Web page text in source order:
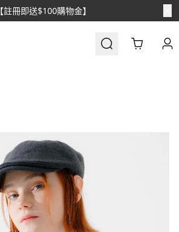
【註冊即送$100購物金】
Cart